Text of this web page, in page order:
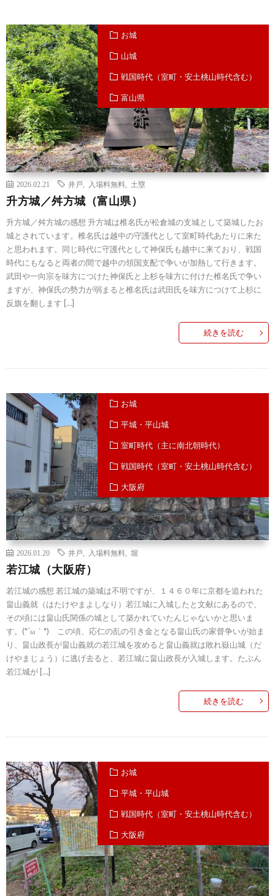
お城
山城
戦国時代（室町・安土桃山時代含む）
富山県
2026.02.21 井戸 入場料無料 土塁
升方城／舛方城（富山県）
升方城／舛方城の感想 升方城は椎名氏が松倉城の支城として築城したお
城とされています。椎名氏は越中の守護代として室町時代あたりに来た
と思われます。同じ時代に守護代として神保氏も越中に来ており、戦国
時代にもなると両者の間で越中の領国支配で争いが加熱して行きます。
武田や一向宗を味方につけた神保氏と上杉を味方に付けた椎名氏で争い
ますが、神保氏の勢力が弱まると椎名氏は武田氏を味方につけて上杉に
反旗を翻します […]
続きを読む
お城
平城・平山城
室町時代（主に南北朝時代）
戦国時代（室町・安土桃山時代含む）
大阪府
2026.01.20 井戸 入場料無料 堀
若江城（大阪府）
若江城の感想 若江城の築城は不明ですが、１４６０年に京都を追われた
畠山義就（はたけやまよしなり）若江城に入城したと文献にあるので、
その頃には畠山氏関係の城として築かれていたんじゃないかと思いま
す。(*´ω｀*) この頃、応仁の乱の引き金となる畠山氏の家督争いが始ま
り、畠山政長が畠山義就の若江城を攻めると畠山義就は敗れ嶽山城（だ
けやまじょう）に逃げ去ると、若江城に畠山政長が入城します。たぶん
若江城が […]
続きを読む
お城
平城・平山城
戦国時代（室町・安土桃山時代含む）
大阪府